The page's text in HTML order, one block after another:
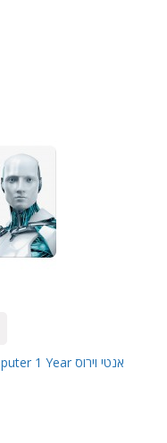
אנטי וירוס Eset NOD32 Antivirus For 1 Computer 1 Year